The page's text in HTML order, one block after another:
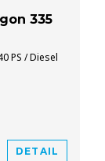
335
PS / Diesel
DETAIL